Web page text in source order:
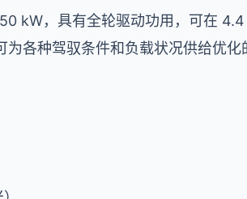
kW，具有全轮驱动功用，可在
各种驾驭条件和负载状况供给优化